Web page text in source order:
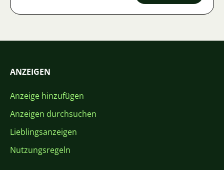
ANZEIGEN
Anzeige hinzufügen
Anzeigen durchsuchen
Lieblingsanzeigen
Nutzungsregeln